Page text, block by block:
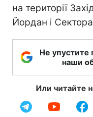
на території
Йордан і
Не упустите
наши
Или читайте